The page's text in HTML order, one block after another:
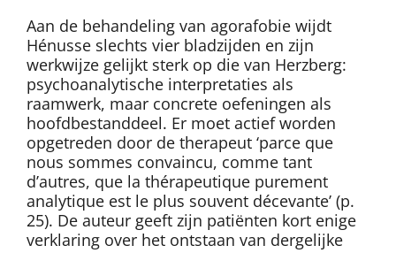
Aan de behandeling van agorafobie wijdt
Hénusse slechts vier bladzijden en zijn
werkwijze gelijkt sterk op die van Herzberg:
psychoanalytische interpretaties als
raamwerk, maar concrete oefeningen als
hoofdbestanddeel. Er moet actief worden
opgetreden door de therapeut ‘parce que
nous sommes convaincu, comme tant
d’autres, que la thérapeutique purement
analytique est le plus souvent décevante’ (p.
25). De auteur geeft zijn patiënten kort enige
verklaring over het ontstaan van dergelijke